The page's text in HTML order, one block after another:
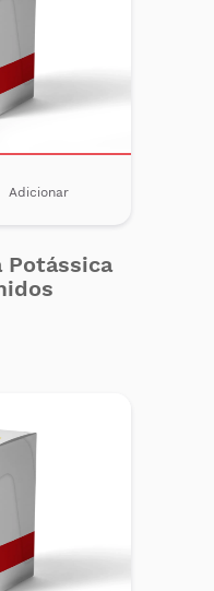
Adicionar
Potássica